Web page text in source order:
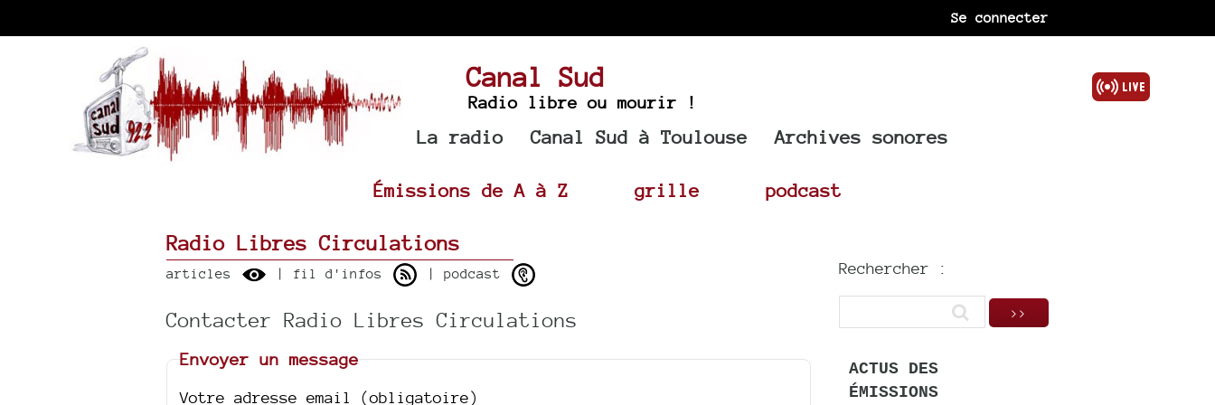
Se connecter
Canal Sud
Radio libre ou mourir !
La radio Canal Sud à Toulouse Archives sonores
Émissions de A à Z grille podcast
Radio Libres Circulations
articles | fil d'infos | podcast
Contacter Radio Libres Circulations
Envoyer un message
Votre adresse email (obligatoire)
Rechercher :
ACTUS DES
ÉMISSIONS